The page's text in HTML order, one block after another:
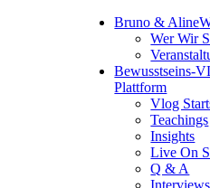
Bruno & Aline
Wer Wir
Bewusstseins-
Plattform
Vlog
Teachings
Insights
Live On
Q & A
Interviews